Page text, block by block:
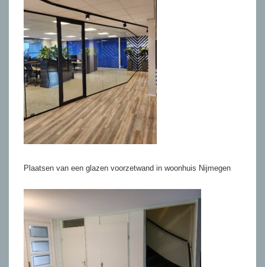
Plaatsen van een glazen voorzetwand in woonhuis Nijmegen